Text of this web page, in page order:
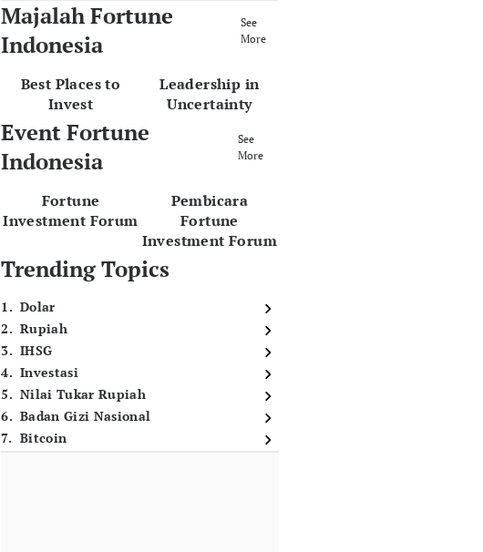
Majalah Fortune
Indonesia
See
More
Best Places to
Invest
Leadership in
Uncertainty
Event Fortune
Indonesia
See
More
Fortune
Investment Forum
Pembicara
Fortune
Investment Forum
Trending Topics
1. Dolar
2. Rupiah
3. IHSG
4. Investasi
5. Nilai Tukar Rupiah
6. Badan Gizi Nasional
7. Bitcoin